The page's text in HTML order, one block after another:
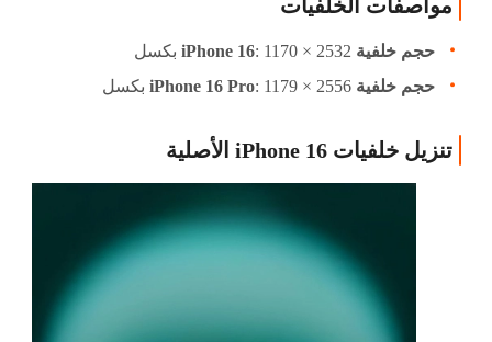
مواصفات الخلفيات
حجم خلفية iPhone 16 : 1170 × 2532 بكسل
حجم خلفية iPhone 16 Pro : 1179 × 2556 بكسل
تنزيل خلفيات iPhone 16 الأصلية